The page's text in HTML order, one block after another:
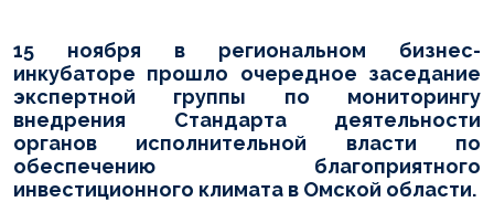
15 ноября в региональном бизнес-
инкубаторе прошло очередное заседание
экспертной группы по мониторингу
внедрения Стандарта деятельности
органов исполнительной власти по
обеспечению благоприятного
инвестиционного климата в Омской области.